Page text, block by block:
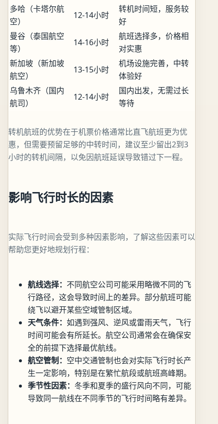
多哈（卡塔尔航
空）
12-14小时
转机时间短，服务较
好
曼谷（泰国航空
等）
14-16小时
航班选择多，价格相
对实惠
新加坡（新加坡
航空）
13-15小时
机场设施完善，中转
体验好
乌鲁木齐（国内
航司）
12-14小时
国内出发，无需过长
等待
转机航班的优势在于机票价格通常比直飞航班更为优
惠，但需要预留足够的中转时间，建议至少留出2到3
小时的转机间隔，以免因航班延误导致错过下一程。
影响飞行时长的因素
实际飞行时间会受到多种因素影响，了解这些因素可以
帮助您更好地规划行程：
航线选择： 不同航空公司可能采用略微不同的飞
行路径，这会导致时间上的差异。部分航班可能
绕飞以避开某些空域管制区域。
天气条件： 如遇到强风、逆风或雷雨天气，飞行
时间可能会有所延长。航空公司通常会在确保安
全的前提下选择最优航线。
航空管制： 空中交通管制也会对实际飞行时长产
生一定影响，特别是在繁忙航段或航班高峰期。
季节性因素： 冬季和夏季的盛行风向不同，可能
导致同一航线在不同季节的飞行时间略有差异。